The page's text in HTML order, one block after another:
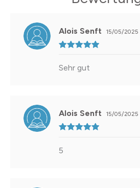
Alois Senft 15/05/2025
Sehr gut
Alois Senft 15/05/2025
5